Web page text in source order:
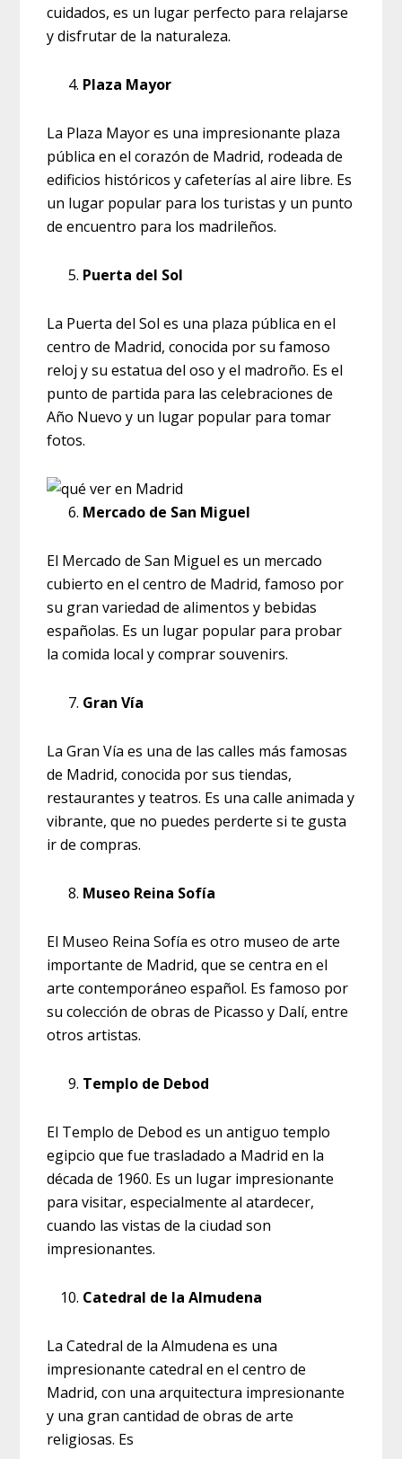
cuidados, es un lugar perfecto para relajarse
y disfrutar de la naturaleza.
Plaza Mayor
La Plaza Mayor es una impresionante plaza
pública en el corazón de Madrid, rodeada de
edificios históricos y cafeterías al aire libre. Es
un lugar popular para los turistas y un punto
de encuentro para los madrileños.
Puerta del Sol
La Puerta del Sol es una plaza pública en el
centro de Madrid, conocida por su famoso
reloj y su estatua del oso y el madroño. Es el
punto de partida para las celebraciones de
Año Nuevo y un lugar popular para tomar
fotos.
Mercado de San Miguel
El Mercado de San Miguel es un mercado
cubierto en el centro de Madrid, famoso por
su gran variedad de alimentos y bebidas
españolas. Es un lugar popular para probar
la comida local y comprar souvenirs.
Gran Vía
La Gran Vía es una de las calles más famosas
de Madrid, conocida por sus tiendas,
restaurantes y teatros. Es una calle animada y
vibrante, que no puedes perderte si te gusta
ir de compras.
Museo Reina Sofía
El Museo Reina Sofía es otro museo de arte
importante de Madrid, que se centra en el
arte contemporáneo español. Es famoso por
su colección de obras de Picasso y Dalí, entre
otros artistas.
Templo de Debod
El Templo de Debod es un antiguo templo
egipcio que fue trasladado a Madrid en la
década de 1960. Es un lugar impresionante
para visitar, especialmente al atardecer,
cuando las vistas de la ciudad son
impresionantes.
Catedral de la Almudena
La Catedral de la Almudena es una
impresionante catedral en el centro de
Madrid, con una arquitectura impresionante
y una gran cantidad de obras de arte
religiosas. Es